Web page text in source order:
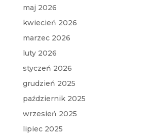
maj 2026
kwiecień 2026
marzec 2026
luty 2026
styczeń 2026
grudzień 2025
październik 2025
wrzesień 2025
lipiec 2025